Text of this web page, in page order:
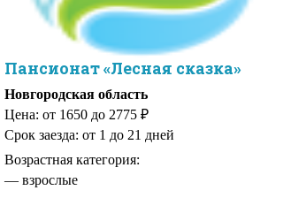
Пансионат «Лесная сказка»
Новгородская область
Цена: от 1650 до 2775 ₽
Срок заезда: от 1 до 21 дней
Возрастная категория: